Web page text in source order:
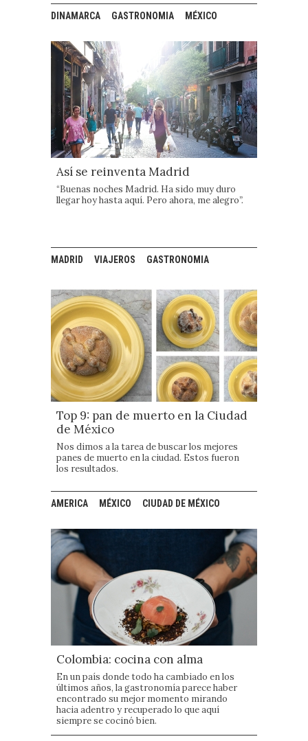
DINAMARCA GASTRONOMIA MÉXICO
Así se reinventa Madrid
“Buenas noches Madrid. Ha sido muy duro
llegar hoy hasta aquí. Pero ahora, me alegro”.
MADRID VIAJEROS GASTRONOMIA
Top 9: pan de muerto en la Ciudad
de México
Nos dimos a la tarea de buscar los mejores
panes de muerto en la ciudad. Estos fueron
los resultados.
AMERICA MÉXICO CIUDAD DE MÉXICO
Colombia: cocina con alma
En un país donde todo ha cambiado en los
últimos años, la gastronomía parece haber
encontrado su mejor momento mirando
hacia adentro y recuperado lo que aquí
siempre se cocinó bien.